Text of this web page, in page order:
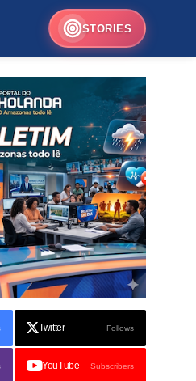
STORIES
Twitter Follows
YouTube Subscribers